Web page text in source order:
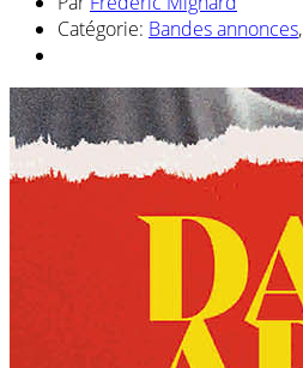
Catégorie: Bandes annonces,